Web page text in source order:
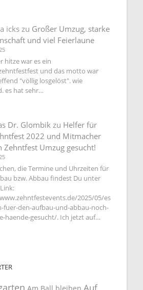
icks zu Großer Umzug, starke
und viel Feierlaune
hitze war es ein
und das motto war
"völlig losgelöst". wie
es hat sehr…
Dr. Glombik zu Helfer für
2022 und Mitmacher
Zehntfest Umzug gesucht!
die Termine und Uhrzeiten für
bzw. Abbau findest Du unter
2025/05/es
fuer-den-aufbau-und-abbau-noch-
haende-gesucht/. Ich jetzt auf…
Am Ball bleiben Auf